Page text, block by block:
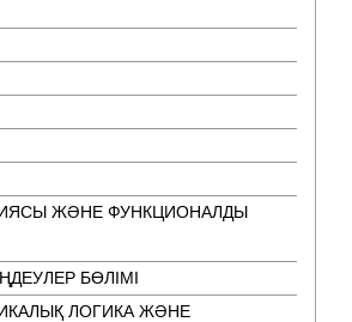
ЖӘНЕ ФУНКЦИОНАЛДЫ
БӨЛІМІ
ЛОГИКА ЖӘНЕ